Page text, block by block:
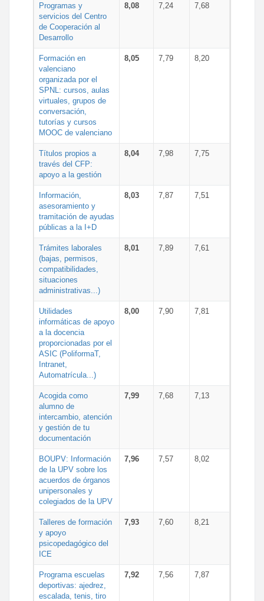
Programas y
servicios del Centro
de Cooperación al
Desarrollo
8,08 7,24 7,68
Formación en
valenciano
organizada por el
SPNL: cursos, aulas
virtuales, grupos de
conversación,
tutorías y cursos
MOOC de valenciano
8,05 7,79 8,20
Títulos propios a
través del CFP:
apoyo a la gestión
8,04 7,98 7,75
Información,
asesoramiento y
tramitación de ayudas
públicas a la I+D
8,03 7,87 7,51
Trámites laborales
(bajas, permisos,
compatibilidades,
situaciones
administrativas...)
8,01 7,89 7,61
Utilidades
informáticas de apoyo
a la docencia
proporcionadas por el
ASIC (PoliformaT,
Intranet,
Automatrícula...)
8,00 7,90 7,81
Acogida como
alumno de
intercambio, atención
y gestión de tu
documentación
7,99 7,68 7,13
BOUPV: Información
de la UPV sobre los
acuerdos de órganos
unipersonales y
colegiados de la UPV
7,96 7,57 8,02
Talleres de formación
y apoyo
psicopedagógico del
ICE
7,93 7,60 8,21
Programa escuelas
deportivas: ajedrez,
escalada, tenis, tiro
7,92 7,56 7,87